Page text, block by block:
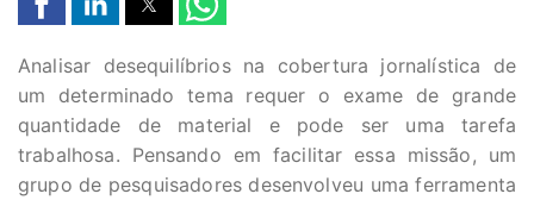
Analisar desequilíbrios na cobertura jornalística de
um determinado tema requer o exame de grande
quantidade de material e pode ser uma tarefa
trabalhosa. Pensando em facilitar essa missão, um
grupo de pesquisadores desenvolveu uma ferramenta